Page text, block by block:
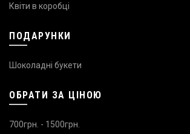
Квіти в коробці
ПОДАРУНКИ
Шоколадні букети
ОБРАТИ ЗА ЦІНОЮ
700грн. - 1500грн.